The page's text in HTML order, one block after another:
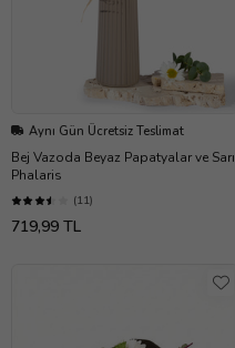
Aynı Gün Ücretsiz Teslimat
Bej Vazoda Beyaz Papatyalar ve Sarı
Phalaris
(11)
719,99 TL